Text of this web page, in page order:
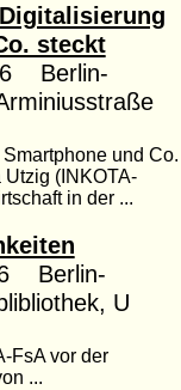
steckt
Berlin-
und Co.
Utzig (INKOTA-
in der ...
Berlin-
U
FsA vor der
...